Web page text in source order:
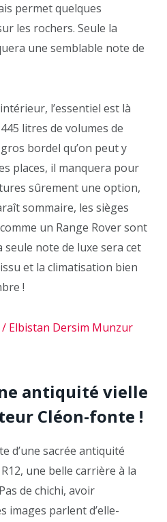
permet quelques
les rochers. Seule la
une semblable note de
l’essentiel est là
litres de volumes de
bordel qu’on peut y
places, il manquera pour
sûrement une option,
sommaire, les sièges
un Range Rover sont
note de luxe sera cet
et la climatisation bien
!
antiquité vielle
Cléon-fonte !
d’une sacrée antiquité
une belle carrière à la
de chichi, avoir
images parlent d’elle-